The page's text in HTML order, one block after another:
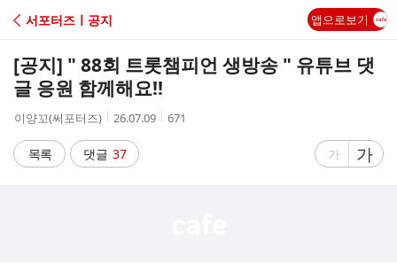
C
A
서포터즈ㅣ공지 앱으로보기
[공지] " 88회 트롯챔피언 생방송 " 유튜브 댓
글 응원 함께해요!!
작
자
이양꼬(써포터즈)
작
시
간
26.07.09
조
671
목록 댓글 37
글
가
글
자
가